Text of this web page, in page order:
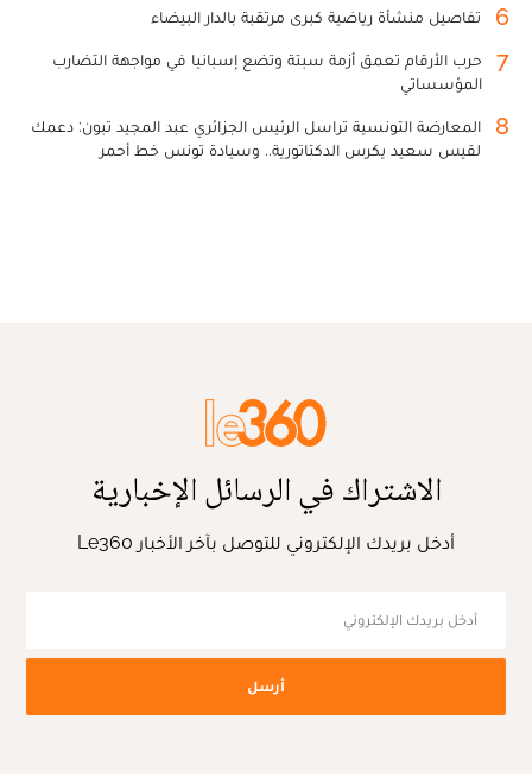
6 تفاصيل منشأة رياضية كبرى مرتقبة بالدار البيضاء
7
حرب الأرقام تعمق أزمة سبتة وتضع إسبانيا في مواجهة التضارب
المؤسساتي
8
المعارضة التونسية تراسل الرئيس الجزائري عبد المجيد تبون: دعمك
لقيس سعيد يكرس الدكتاتورية.. وسيادة تونس خط أحمر
الاشتراك في الرسائل الإخبارية
أدخل بريدك الإلكتروني للتوصل بآخر الأخبار Le360
أرسل